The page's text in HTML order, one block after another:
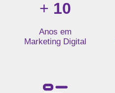
+ 10
Anos em
Marketing Digital